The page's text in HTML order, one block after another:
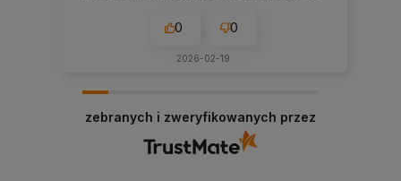
0 0
2026-02-19
zebranych i zweryfikowanych przez